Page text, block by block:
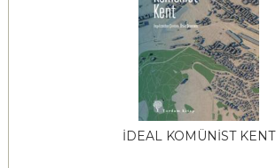
İDEAL KOMÜNİST KENT